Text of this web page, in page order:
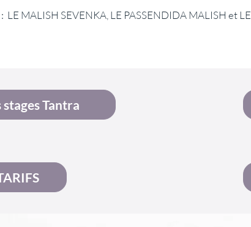
MALISH SEVENKA, LE PASSENDIDA MALISH et LE
stages Tantra